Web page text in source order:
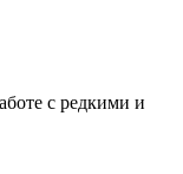
с редкими и